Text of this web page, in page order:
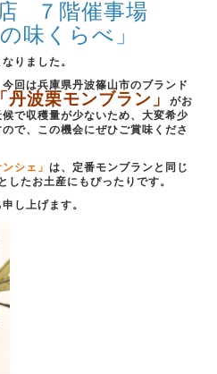
７階催事場
味くらべ」
りました。
回は兵庫県丹波篠山市のブランド
「丹波栗モンブラン」がお
で収穫量が少ないため、大変希少
で、この機会にぜひご賞味くださ
ンシェ」は、定番モンブランと同じ
したお土産にもぴったりです。
し上げます。